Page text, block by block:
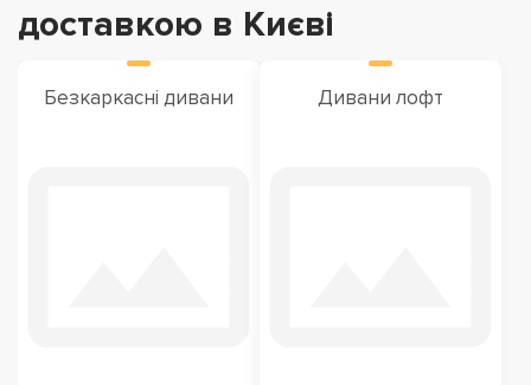
доставкою в Києві
Безкаркасні дивани Дивани лофт